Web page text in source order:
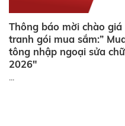
Thông báo mời chào giá
tranh gói mua sắm:”
tông nhập ngoại sửa
2026″
...